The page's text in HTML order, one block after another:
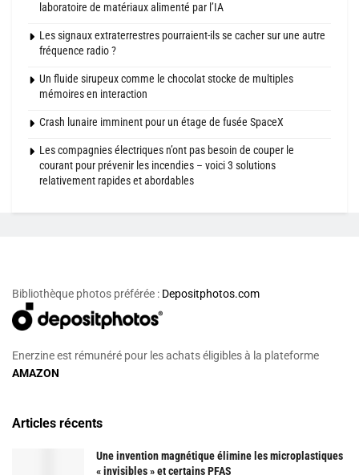
laboratoire de matériaux alimenté par l’IA
Les signaux extraterrestres pourraient-ils se cacher sur une autre
fréquence radio ?
Un fluide sirupeux comme le chocolat stocke de multiples
mémoires en interaction
Crash lunaire imminent pour un étage de fusée SpaceX
Les compagnies électriques n’ont pas besoin de couper le
courant pour prévenir les incendies – voici 3 solutions
relativement rapides et abordables
Bibliothèque photos préférée : Depositphotos.com
Enerzine est rémunéré pour les achats éligibles à la plateforme
AMAZON
Articles récents
Une invention magnétique élimine les microplastiques
« invisibles » et certains PFAS